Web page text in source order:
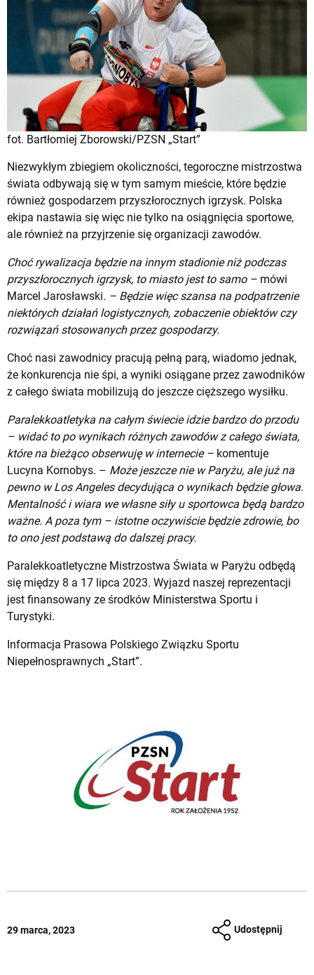
fot. Bartłomiej Zborowski/PZSN „Start”
Niezwykłym zbiegiem okoliczności, tegoroczne mistrzostwa
świata odbywają się w tym samym mieście, które będzie
również gospodarzem przyszłorocznych igrzysk. Polska
ekipa nastawia się więc nie tylko na osiągnięcia sportowe,
ale również na przyjrzenie się organizacji zawodów.
Choć rywalizacja będzie na innym stadionie niż podczas
przyszłorocznych igrzysk, to miasto jest to samo – mówi
Marcel Jarosławski. – Będzie więc szansa na podpatrzenie
niektórych działań logistycznych, zobaczenie obiektów czy
rozwiązań stosowanych przez gospodarzy.
Choć nasi zawodnicy pracują pełną parą, wiadomo jednak,
że konkurencja nie śpi, a wyniki osiągane przez zawodników
z całego świata mobilizują do jeszcze cięższego wysiłku.
Paralekkoatletyka na całym świecie idzie bardzo do przodu
– widać to po wynikach różnych zawodów z całego świata,
które na bieżąco obserwuję w internecie – komentuje
Lucyna Kornobys. – Może jeszcze nie w Paryżu, ale już na
pewno w Los Angeles decydująca o wynikach będzie głowa.
Mentalność i wiara we własne siły u sportowca będą bardzo
ważne. A poza tym – istotne oczywiście będzie zdrowie, bo
to ono jest podstawą do dalszej pracy.
Paralekkoatletyczne Mistrzostwa Świata w Paryżu odbędą
się między 8 a 17 lipca 2023. Wyjazd naszej reprezentacji
jest finansowany ze środków Ministerstwa Sportu i
Turystyki.
Informacja Prasowa Polskiego Związku Sportu
Niepełnosprawnych „Start”.
29 marca, 2023 Udostępnij